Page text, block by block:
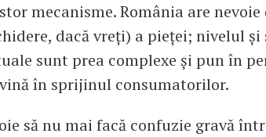
mecanisme. România are nevoie
dacă vreți) a pieței; nivelul
sunt prea complexe și pun în
în sprijinul consumatorilor.
să nu mai facă confuzie gravă